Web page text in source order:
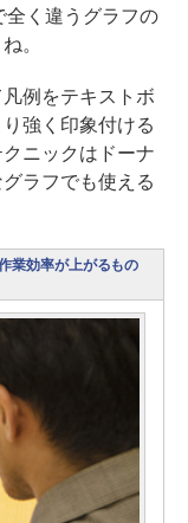
全く違うグラフの
。
例をテキストボ
強く印象付ける
ニックはドーナ
ラフでも使える
業効率が上がるもの